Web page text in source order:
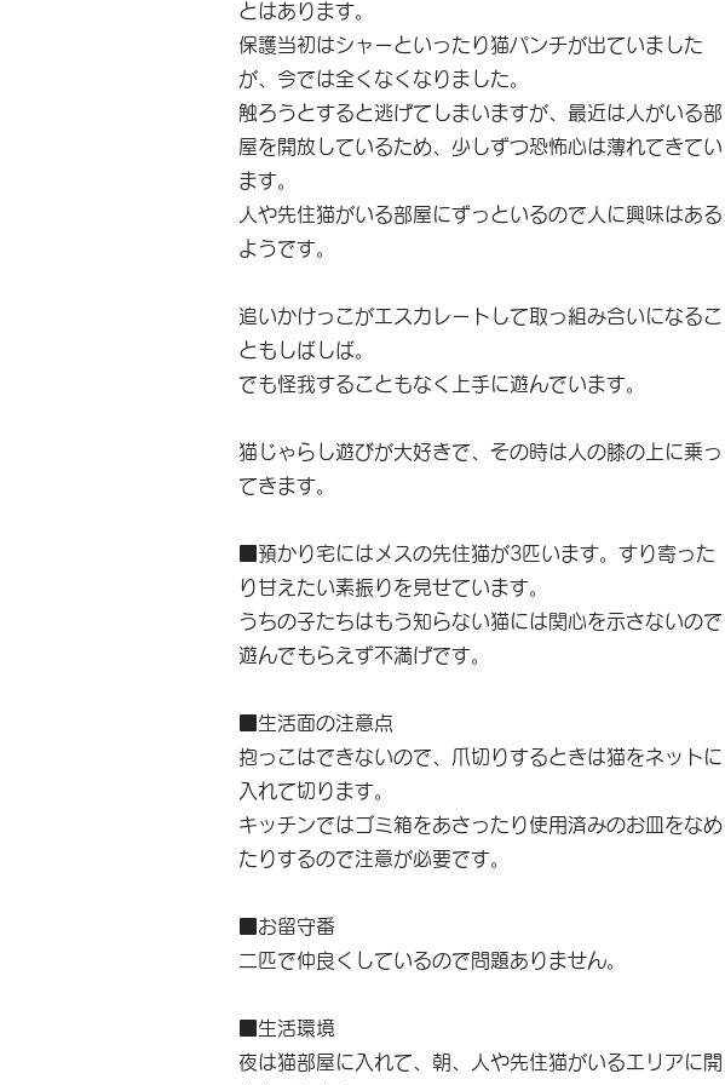
とはあります。
保護当初はシャーといったり猫パンチが出ていました
が、今では全くなくなりました。
触ろうとすると逃げてしまいますが、最近は人がいる部
屋を開放しているため、少しずつ恐怖心は薄れてきてい
ます。
人や先住猫がいる部屋にずっといるので人に興味はある
ようです。
追いかけっこがエスカレートして取っ組み合いになるこ
ともしばしば。
でも怪我することもなく上手に遊んでいます。
猫じゃらし遊びが大好きで、その時は人の膝の上に乗っ
てきます。
■預かり宅にはメスの先住猫が3匹います。すり寄った
り甘えたい素振りを見せています。
うちの子たちはもう知らない猫には関心を示さないので
遊んでもらえず不満げです。
■生活面の注意点
抱っこはできないので、爪切りするときは猫をネットに
入れて切ります。
キッチンではゴミ箱をあさったり使用済みのお皿をなめ
たりするので注意が必要です。
■お留守番
二匹で仲良くしているので問題ありません。
■生活環境
夜は猫部屋に入れて、朝、人や先住猫がいるエリアに開